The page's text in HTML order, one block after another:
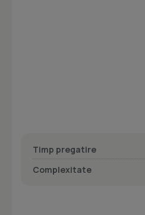
Timp pregatire
Complexitate